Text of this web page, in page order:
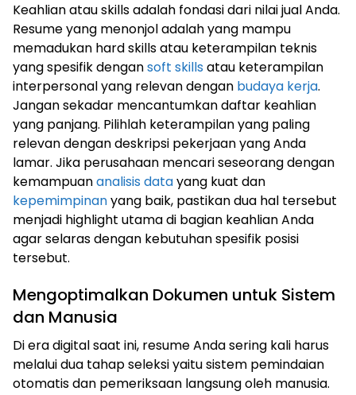
Keahlian atau skills adalah fondasi dari nilai jual Anda.
Resume yang menonjol adalah yang mampu
memadukan hard skills atau keterampilan teknis
yang spesifik dengansoft skills atau keterampilan
interpersonal yang relevan dengan budaya kerja.
Jangan sekadar mencantumkan daftar keahlian
yang panjang. Pilihlah keterampilan yang paling
relevan dengan deskripsi pekerjaan yang Anda
lamar. Jika perusahaan mencari seseorang dengan
kemampuananalisis datayang kuat dan
kepemimpinanyang baik, pastikan dua hal tersebut
menjadi highlight utama di bagian keahlian Anda
agar selaras dengan kebutuhan spesifik posisi
tersebut.
Mengoptimalkan Dokumen untuk Sistem
dan Manusia
Di era digital saat ini, resume Anda sering kali harus
melalui dua tahap seleksi yaitu sistem pemindaian
otomatis dan pemeriksaan langsung oleh manusia.